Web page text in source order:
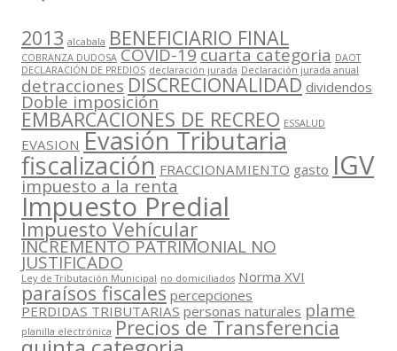
2013 alcabala BENEFICIARIO FINAL
COBRANZA DUDOSA COVID-19cuarta categoria DAOT
DECLARACIÓN DE PREDIOS declaración jurada Declaración jurada anual
detracciones DISCRECIONALIDAD dividendos
Doble imposición
EMBARCACIONES DE RECREO ESSALUD
EVASION Evasión Tributaria
fiscalización FRACCIONAMIENTO gasto IGV
impuesto a la renta
Impuesto Predial
Impuesto Vehícular
INCREMENTO PATRIMONIAL NO
JUSTIFICADO
Ley de Tributación Municipal no domiciliados Norma XVI
paraísos fiscales percepciones
PERDIDAS TRIBUTARIAS personas naturales plame
planilla electrónica Precios de Transferencia